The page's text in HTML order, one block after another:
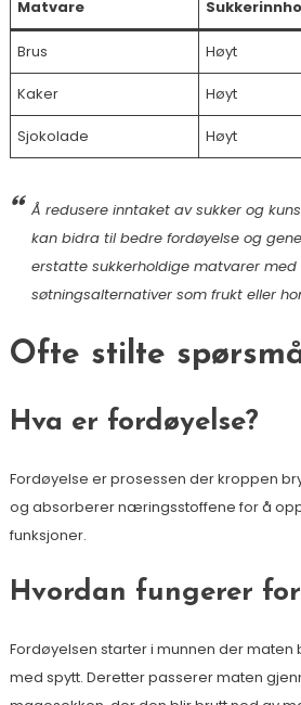
Matvare
Brus Høyt
Kaker Høyt
Sjokolade Høyt
Å redusere inntaket av sukker og
kan bidra til bedre fordøyelse og
erstatte sukkerholdige matvarer
søtningsalternativer som frukt eller
Ofte stilte
Hva er fordøyelse?
Fordøyelse er prosessen der kroppen
og absorberer næringsstoffene for å
funksjoner.
Hvordan fungerer
Fordøyelsen starter i munnen der
med spytt. Deretter passerer maten